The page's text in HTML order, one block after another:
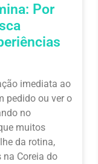
Por
imediata ao
pedido ou ver o
no
muitos
da rotina,
Coreia do